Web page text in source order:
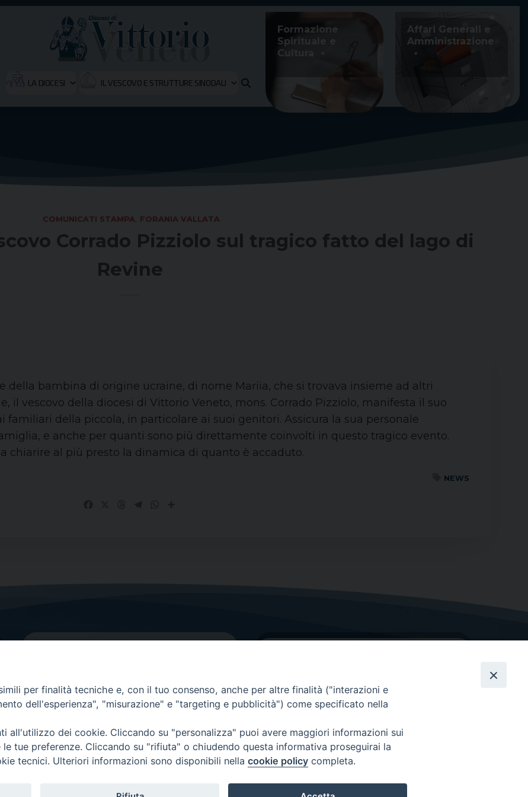
LA DIOCESI IL VESCOVO E STRUTTURE SINODALI
Formazione
Spirituale e
Cultura
Affari Generali e
Amministrazione
COMUNICATI STAMPA FORANIA VALLATA
Corrado Pizziolo sul tragico fatto del lago di
Revine
della bambina di origine ucraine, di nome Mariia, che si trovava insieme ad altri
il vescovo della diocesi di Vittorio Veneto, mons. Corrado Pizziolo, manifesta il suo
familiari della piccola, in particolare ai suoi genitori. Assicura la sua personale
e anche per quanti sono più direttamente coinvolti in questo tragico evento.
chiarire al più presto la dinamica di quanto è accaduto.
NEWS
Contatti principali
Tel.0438 9481| fax0438 948214
EMAIL GENERALE
GRAZIE PER IL TUO AIUTO
Insieme per la Diocesi
per finalità tecniche e, con il tuo consenso, anche per altre finalità ("interazioni e
dell'esperienza", "misurazione" e "targeting e pubblicità") come specificato nella
all'utilizzo dei cookie. Cliccando su "personalizza" puoi avere maggiori informazioni sui
tue preferenze. Cliccando su "rifiuta" o chiudendo questa informativa proseguirai la
tecnici. Ulteriori informazioni sono disponibili nella cookie policy completa.